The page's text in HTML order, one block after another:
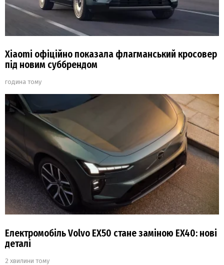
Xiaomi офіційно показала флагманський кросовер
під новим суббрендом
година тому
Електромобіль Volvo EX50 стане заміною EX40: нові
деталі
2 хвилини тому